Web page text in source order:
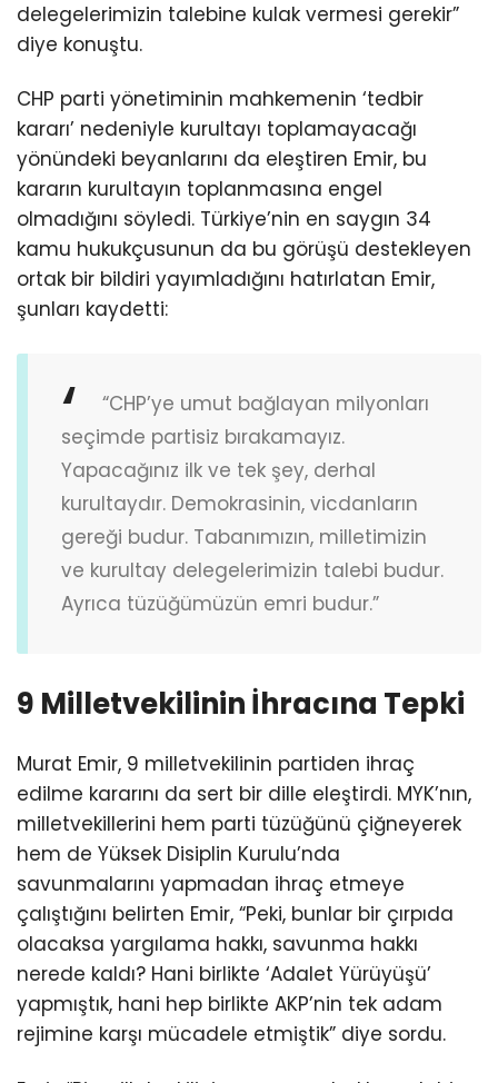
delegelerimizin talebine kulak vermesi gerekir”
diye konuştu.
CHP parti yönetiminin mahkemenin ‘tedbir
kararı’ nedeniyle kurultayı toplamayacağı
yönündeki beyanlarını da eleştiren Emir, bu
kararın kurultayın toplanmasına engel
olmadığını söyledi. Türkiye’nin en saygın 34
kamu hukukçusunun da bu görüşü destekleyen
ortak bir bildiri yayımladığını hatırlatan Emir,
şunları kaydetti:
“CHP’ye umut bağlayan milyonları
seçimde partisiz bırakamayız.
Yapacağınız ilk ve tek şey, derhal
kurultaydır. Demokrasinin, vicdanların
gereği budur. Tabanımızın, milletimizin
ve kurultay delegelerimizin talebi budur.
Ayrıca tüzüğümüzün emri budur.”
9 Milletvekilinin İhracına Tepki
Murat Emir, 9 milletvekilinin partiden ihraç
edilme kararını da sert bir dille eleştirdi. MYK’nın,
milletvekillerini hem parti tüzüğünü çiğneyerek
hem de Yüksek Disiplin Kurulu’nda
savunmalarını yapmadan ihraç etmeye
çalıştığını belirten Emir, “Peki, bunlar bir çırpıda
olacaksa yargılama hakkı, savunma hakkı
nerede kaldı? Hani birlikte ‘Adalet Yürüyüşü’
yapmıştık, hani hep birlikte AKP’nin tek adam
rejimine karşı mücadele etmiştik” diye sordu.